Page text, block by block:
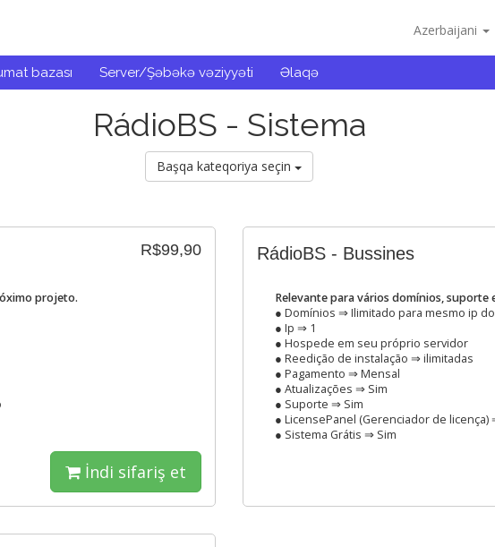
Azerbaijani
bazası Server/Şəbəkə vəziyyəti Əlaqə
RádioBS - Sistema
Başqa kateqoriya seçin
R$99,90
projeto.
İndi sifariş et
RádioBS - Bussines
Relevante para vários domínios, suporte
● Domínios ⇒ Ilimitado para mesmo ip
● Ip ⇒ 1
● Hospede em seu próprio servidor
● Reedição de instalação ⇒ ilimitadas
● Pagamento ⇒ Mensal
● Atualizações ⇒ Sim
● Suporte ⇒ Sim
● LicensePanel (Gerenciador de licença)
● Sistema Grátis ⇒ Sim